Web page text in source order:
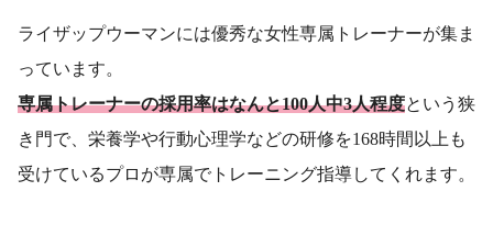
ライザップウーマンには優秀な女性専属トレーナーが集ま
っています。
専属トレーナーの採用率はなんと100人中3人程度という狭
き門で、栄養学や行動心理学などの研修を168時間以上も
受けているプロが専属でトレーニング指導してくれます。